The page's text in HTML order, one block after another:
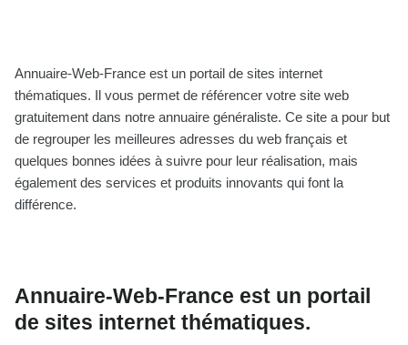
Annuaire-Web-France est un portail de sites internet
thématiques. Il vous permet de référencer votre site web
gratuitement dans notre annuaire généraliste. Ce site a pour but
de regrouper les meilleures adresses du web français et
quelques bonnes idées à suivre pour leur réalisation, mais
également des services et produits innovants qui font la
différence.
Annuaire-Web-France est un portail
de sites internet thématiques.